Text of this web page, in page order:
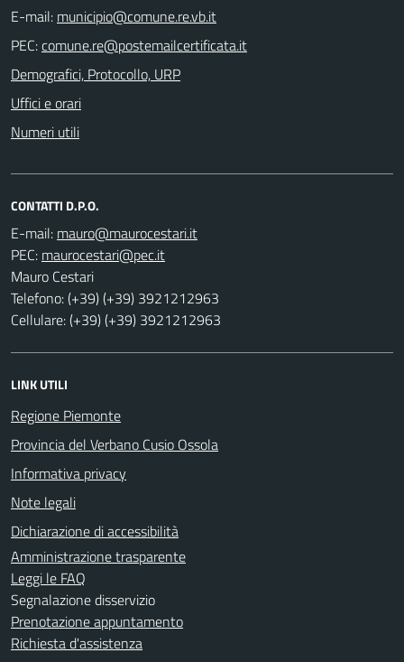
E-mail:
PEC:
Demografici, Protocollo, URP
Uffici e orari
Numeri utili
CONTATTI D.P.O.
E-mail:
PEC:
Mauro Cestari
Telefono: (+39) (+39) 3921212963
Cellulare: (+39) (+39) 3921212963
LINK UTILI
Regione Piemonte
Provincia del Verbano Cusio Ossola
Informativa privacy
Note legali
Dichiarazione di accessibilità
Amministrazione trasparente
Leggi le FAQ
Segnalazione disservizio
Prenotazione appuntamento
Richiesta d'assistenza